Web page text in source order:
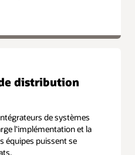
distribution
de systèmes
l'implémentation et la
équipes puissent se